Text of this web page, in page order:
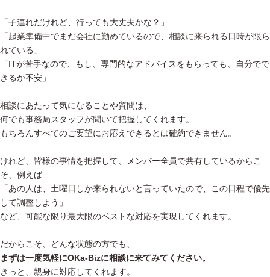
「子連れだけれど、行っても大丈夫かな？」
「起業準備中でまだ会社に勤めているので、相談に来られる日時が限ら
れている」
「ITが苦手なので、もし、専門的なアドバイスをもらっても、自分でで
きるか不安」
相談にあたって気になることや質問は、
何でも事務局スタッフが聞いて把握してくれます。
もちろんすべてのご要望にお応えできるとは確約できません。
けれど、皆様の事情を把握して、メンバー全員で共有しているからこ
そ、例えば
「あの人は、土曜日しか来られないと言っていたので、この日程で優先
して調整しよう」
など、可能な限り最大限のベストな対応を実現してくれます。
だからこそ、どんな状態の方でも、
まずは一度気軽にOKa-Bizに相談に来てみてください。
きっと、親身に対応してくれます。